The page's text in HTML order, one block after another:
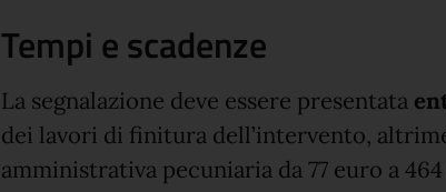
Tempi e scadenze
La segnalazione deve essere presentata
dei lavori di finitura dell’intervento,
amministrativa pecuniaria da 77 euro a